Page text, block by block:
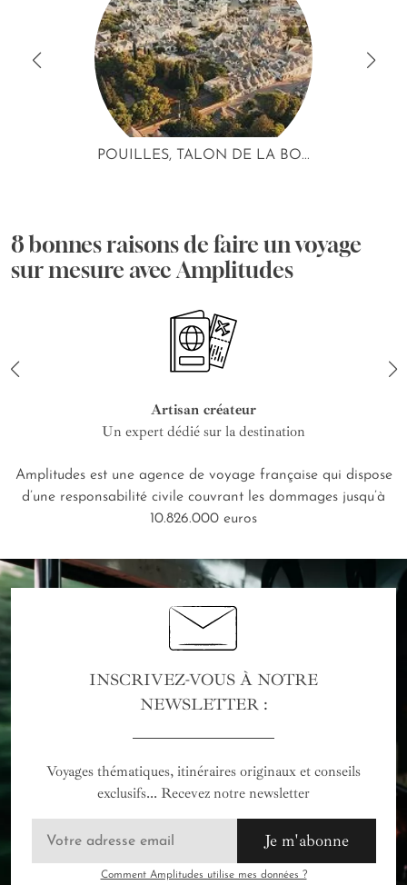
POUILLES, TALON DE LA BO...
8 bonnes raisons de faire un voyage
sur mesure avec Amplitudes
Artisan créateur
Un expert dédié sur la destination
Amplitudes est une agence de voyage française qui dispose
d’une responsabilité civile couvrant les dommages jusqu’à
10.826.000 euros
INSCRIVEZ-VOUS À NOTRE
NEWSLETTER :
Voyages thématiques, itinéraires originaux et conseils
exclusifs... Recevez notre newsletter
Je m'abonne
Comment Amplitudes utilise mes données ?